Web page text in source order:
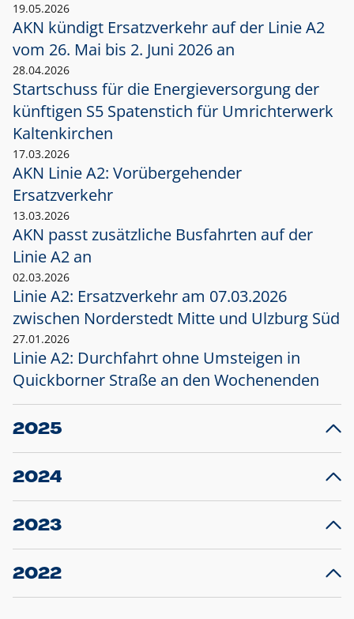
19.05.2026
AKN kündigt Ersatzverkehr auf der Linie A2
vom 26. Mai bis 2. Juni 2026 an
28.04.2026
Startschuss für die Energieversorgung der
künftigen S5 Spatenstich für Umrichterwerk
Kaltenkirchen
17.03.2026
AKN Linie A2: Vorübergehender
Ersatzverkehr
13.03.2026
AKN passt zusätzliche Busfahrten auf der
Linie A2 an
02.03.2026
Linie A2: Ersatzverkehr am 07.03.2026
zwischen Norderstedt Mitte und Ulzburg Süd
27.01.2026
Linie A2: Durchfahrt ohne Umsteigen in
Quickborner Straße an den Wochenenden
2025
23.12.2025
Projekt S5: Start der Bauarbeiten am
2024
10.12.2024
Großprojekt S5: Sperrung der Bahnstraße in
2023
20.12.2023
Schleswig-Holstein verlängert den
2022
22.12.2022